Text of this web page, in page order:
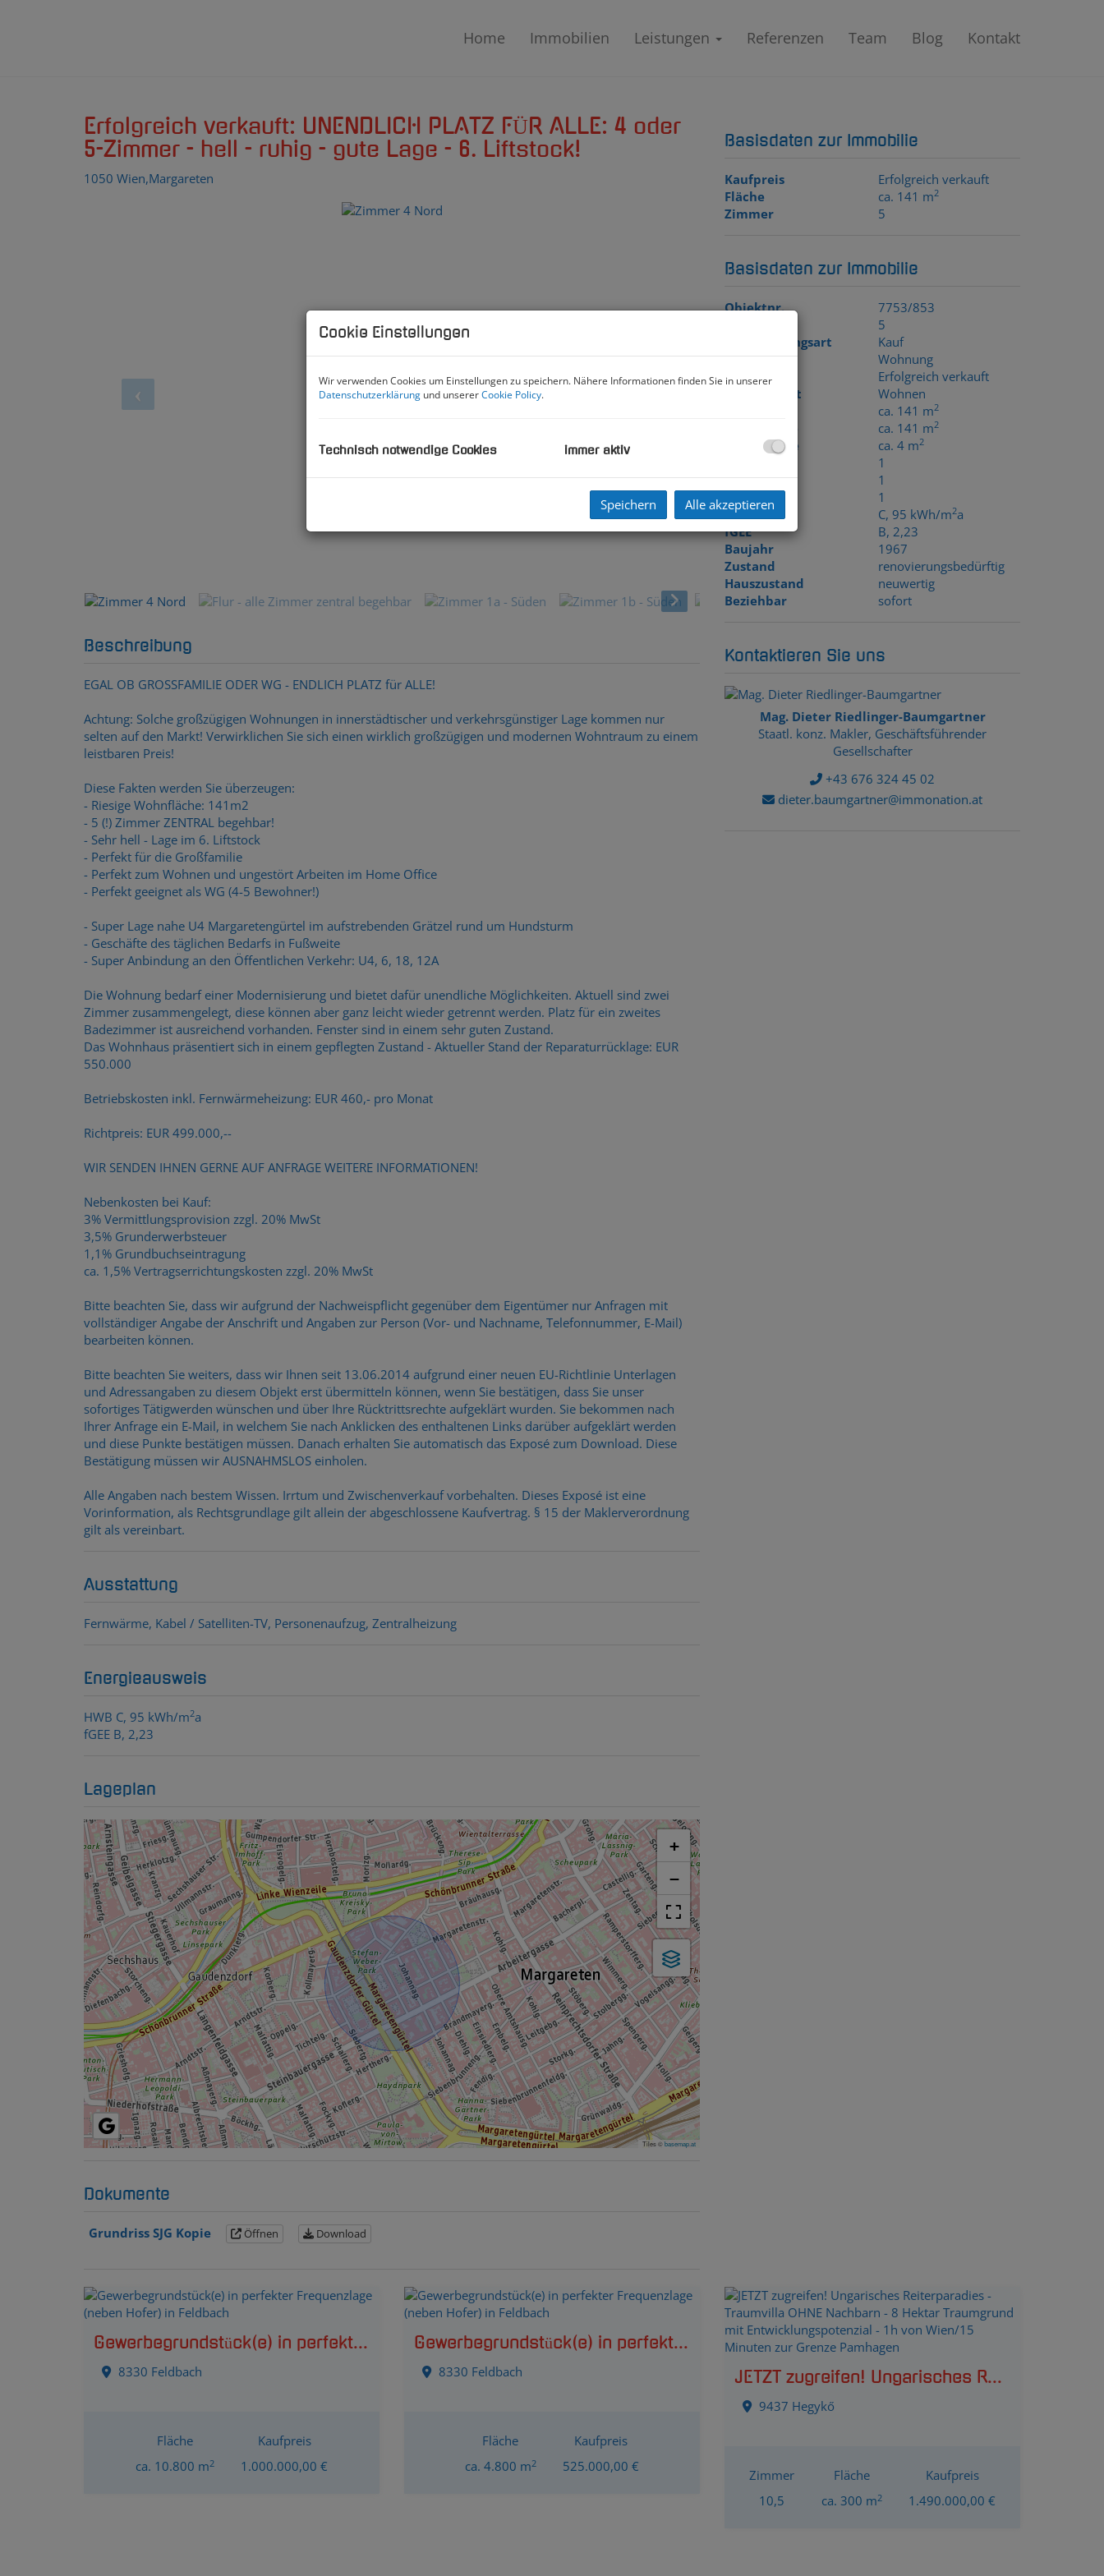
Home Immobilien Leistungen Referenzen Team Blog Kontakt
Erfolgreich verkauft: UNENDLICH PLATZ FÜR ALLE: 4 oder
5-Zimmer - hell - ruhig - gute Lage - 6. Liftstock!
1050 Wien,Margareten
Flur - alle Zimmer zentral begehbar
Beschreibung
EGAL OB GROSSFAMILIE ODER WG - ENDLICH PLATZ für ALLE!
Achtung: Solche großzügigen Wohnungen in innerstädtischer und verkehrsgünstiger Lage kommen nur
selten auf den Markt! Verwirklichen Sie sich einen wirklich großzügigen und modernen Wohntraum zu einem
leistbaren Preis!
Diese Fakten werden Sie überzeugen:
- Riesige Wohnfläche: 141m2
- 5 (!) Zimmer ZENTRAL begehbar!
- Sehr hell - Lage im 6. Liftstock
- Perfekt für die Großfamilie
- Perfekt zum Wohnen und ungestört Arbeiten im Home Office
- Perfekt geeignet als WG (4-5 Bewohner!)
- Super Lage nahe U4 Margaretengürtel im aufstrebenden Grätzel rund um Hundsturm
- Geschäfte des täglichen Bedarfs in Fußweite
- Super Anbindung an den Öffentlichen Verkehr: U4, 6, 18, 12A
Die Wohnung bedarf einer Modernisierung und bietet dafür unendliche Möglichkeiten. Aktuell sind zwei
Zimmer zusammengelegt, diese können aber ganz leicht wieder getrennt werden. Platz für ein zweites
Badezimmer ist ausreichend vorhanden. Fenster sind in einem sehr guten Zustand.
Das Wohnhaus präsentiert sich in einem gepflegten Zustand - Aktueller Stand der Reparaturrücklage: EUR
550.000
Betriebskosten inkl. Fernwärmeheizung: EUR 460,- pro Monat
Richtpreis: EUR 499.000,--
WIR SENDEN IHNEN GERNE AUF ANFRAGE WEITERE INFORMATIONEN!
Nebenkosten bei Kauf:
3% Vermittlungsprovision zzgl. 20% MwSt
3,5% Grunderwerbsteuer
1,1% Grundbuchseintragung
ca. 1,5% Vertragserrichtungskosten zzgl. 20% MwSt
Bitte beachten Sie, dass wir aufgrund der Nachweispflicht gegenüber dem Eigentümer nur Anfragen mit
vollständiger Angabe der Anschrift und Angaben zur Person (Vor- und Nachname, Telefonnummer, E-Mail)
bearbeiten können.
Bitte beachten Sie weiters, dass wir Ihnen seit 13.06.2014 aufgrund einer neuen EU-Richtlinie Unterlagen
und Adressangaben zu diesem Objekt erst übermitteln können, wenn Sie bestätigen, dass Sie unser
sofortiges Tätigwerden wünschen und über Ihre Rücktrittsrechte aufgeklärt wurden. Sie bekommen nach
Ihrer Anfrage ein E-Mail, in welchem Sie nach Anklicken des enthaltenen Links darüber aufgeklärt werden
und diese Punkte bestätigen müssen. Danach erhalten Sie automatisch das Exposé zum Download. Diese
Bestätigung müssen wir AUSNAHMSLOS einholen.
Alle Angaben nach bestem Wissen. Irrtum und Zwischenverkauf vorbehalten. Dieses Exposé ist eine
Vorinformation, als Rechtsgrundlage gilt allein der abgeschlossene Kaufvertrag. § 15 der Maklerverordnung
gilt als vereinbart.
Ausstattung
Fernwärme Kabel / Satelliten-TV Personenaufzug Zentralheizung
Energieausweis
HWB C, 95 kWh/m2a
fGEE B, 2,23
Lageplan
+
−
Tiles ©basemap.at
Dokumente
Grundriss SJG Kopie Öffnen Download
Basisdaten zur Immobilie
Kaufpreis
Erfolgreich verkauft
Fläche
ca. 141 m2
Zimmer 5
Basisdaten zur Immobilie
Objektnr.
7753/853
5
Vermarktungsart
Kauf
Objektart
Wohnung
Kaufpreis
Erfolgreich verkauft
Nutzungsart
Wohnen
ca. 141 m2
ca. 141 m2
Kellerfläche ca. 4 m2
1
WC
1
Keller
1
HWB
C, 95 kWh/m2a
fGEE
B, 2,23
Baujahr
1967
Zustand
renovierungsbedürftig
Hauszustand
neuwertig
Beziehbar
sofort
Kontaktieren Sie uns
Mag. Dieter Riedlinger-Baumgartner
Staatl. konz. Makler, Geschäftsführender
Gesellschafter
+43 676 324 45 02
dieter.baumgartner@immonation.at
Gewerbegrundstück(e) in perfekter Frequenzlage (neben Hofer) in Feldbach
8330 Feldbach
Fläche
ca. 10.800 m2
Kaufpreis
1.000.000,00 €
Gewerbegrundstück(e) in perfekter Frequenzlage (neben Hofer) in Feldbach
8330 Feldbach
Fläche
ca. 4.800 m2
Kaufpreis
525.000,00 €
JETZT zugreifen! Ungarisches Reiterparadies - Traumvilla OHNE Nachbarn - 8 Hektar Traumgrund mit Entwicklungspotenzial - 1h von Wien/15 Minuten zur Grenze Pamhagen
9437 Hegykő
Zimmer
10,5
Fläche
ca. 300 m2
Kaufpreis
1.490.000,00 €
Cookie Einstellungen
Wir verwenden Cookies um Einstellungen zu speichern. Nähere Informationen finden Sie in unserer
Datenschutzerklärung und unsererCookie Policy.
Technisch notwendige Cookies immer aktiv
Speichern Alle akzeptieren